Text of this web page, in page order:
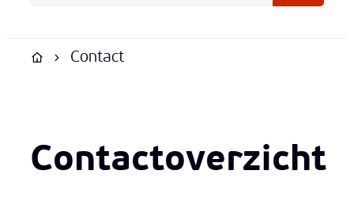
Contact
Contactoverzicht